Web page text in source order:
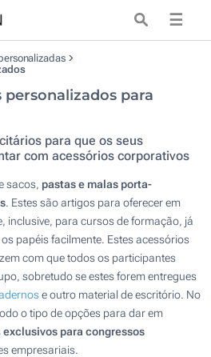
☰
para
para que os seus
com acessórios corporativos
sacos, pastas e malas porta-
. Estes são artigos para oferecer em
inclusive, para cursos de formação, já
papéis facilmente. Estes acessórios
com que todos os participantes
sobretudo se estes forem entregues
e outro material de escritório. No
o tipo de opções para dar em
exclusivos para congressos
empresariais.